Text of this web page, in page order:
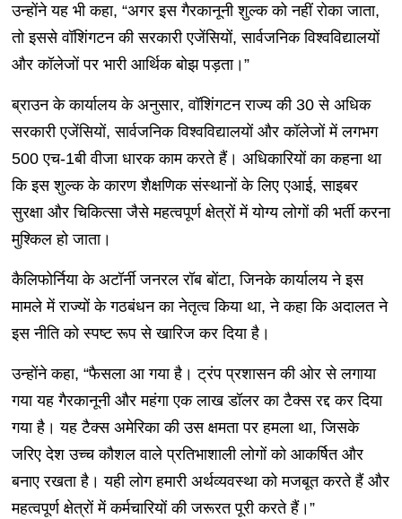
उन्होंने यह भी कहा, “अगर इस गैरकानूनी शुल्क को नहीं रोका जाता,
तो इससे वॉशिंगटन की सरकारी एजेंसियों, सार्वजनिक विश्वविद्यालयों
और कॉलेजों पर भारी आर्थिक बोझ पड़ता।”
ब्राउन के कार्यालय के अनुसार, वॉशिंगटन राज्य की 30 से अधिक
सरकारी एजेंसियों, सार्वजनिक विश्वविद्यालयों और कॉलेजों में लगभग
500 एच-1बी वीजा धारक काम करते हैं। अधिकारियों का कहना था
कि इस शुल्क के कारण शैक्षणिक संस्थानों के लिए एआई, साइबर
सुरक्षा और चिकित्सा जैसे महत्वपूर्ण क्षेत्रों में योग्य लोगों की भर्ती करना
मुश्किल हो जाता।
कैलिफोर्निया के अटॉर्नी जनरल रॉब बोंटा, जिनके कार्यालय ने इस
मामले में राज्यों के गठबंधन का नेतृत्व किया था, ने कहा कि अदालत ने
इस नीति को स्पष्ट रूप से खारिज कर दिया है।
उन्होंने कहा, “फैसला आ गया है। ट्रंप प्रशासन की ओर से लगाया
गया यह गैरकानूनी और महंगा एक लाख डॉलर का टैक्स रद्द कर दिया
गया है। यह टैक्स अमेरिका की उस क्षमता पर हमला था, जिसके
जरिए देश उच्च कौशल वाले प्रतिभाशाली लोगों को आकर्षित और
बनाए रखता है। यही लोग हमारी अर्थव्यवस्था को मजबूत करते हैं और
महत्वपूर्ण क्षेत्रों में कर्मचारियों की जरूरत पूरी करते हैं।”